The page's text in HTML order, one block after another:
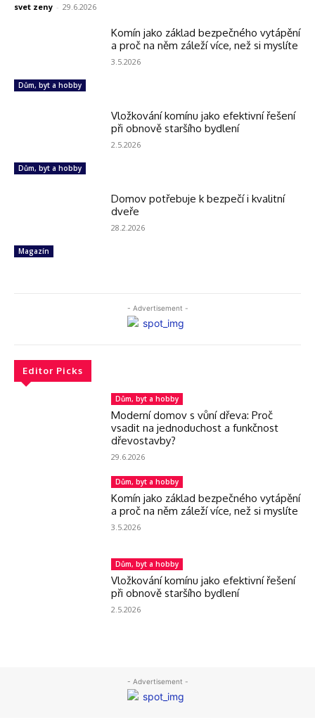
svet zeny - 29.6.2026
Dům, byt a hobby
Komín jako základ bezpečného vytápění
a proč na něm záleží více, než si myslíte
3.5.2026
Dům, byt a hobby
Vložkování komínu jako efektivní řešení
při obnově staršího bydlení
2.5.2026
Magazín
Domov potřebuje k bezpečí i kvalitní
dveře
28.2.2026
- Advertisement -
Editor Picks
Dům, byt a hobby
Moderní domov s vůní dřeva: Proč
vsadit na jednoduchost a funkčnost
dřevostavby?
29.6.2026
Dům, byt a hobby
Komín jako základ bezpečného vytápění
a proč na něm záleží více, než si myslíte
3.5.2026
Dům, byt a hobby
Vložkování komínu jako efektivní řešení
při obnově staršího bydlení
2.5.2026
- Advertisement -